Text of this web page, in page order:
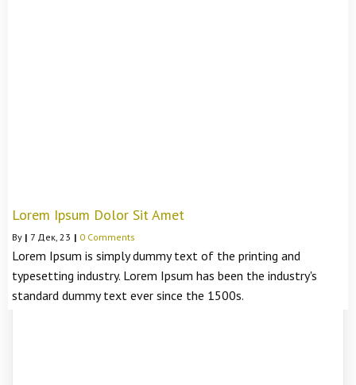
Lorem Ipsum Dolor Sit Amet
By | 7 Дек, 23 | 0 Comments
Lorem Ipsum is simply dummy text of the printing and
typesetting industry. Lorem Ipsum has been the industry's
standard dummy text ever since the 1500s.